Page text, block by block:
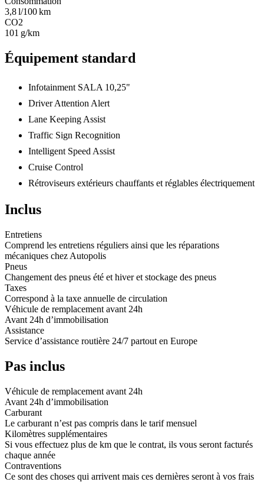
3,8 l/100 km
CO2
101 g/km
Équipement standard
Infotainment SALA 10,25"
Driver Attention Alert
Lane Keeping Assist
Traffic Sign Recognition
Intelligent Speed Assist
Cruise Control
Rétroviseurs extérieurs chauffants et réglables électriquement
Inclus
Entretiens
Comprend les entretiens réguliers ainsi que les réparations
mécaniques chez Autopolis
Pneus
Changement des pneus été et hiver et stockage des pneus
Taxes
Correspond à la taxe annuelle de circulation
Véhicule de remplacement avant 24h
Avant 24h d’immobilisation
Assistance
Service d’assistance routière 24/7 partout en Europe
Pas inclus
Véhicule de remplacement avant 24h
Avant 24h d’immobilisation
Carburant
Le carburant n’est pas compris dans le tarif mensuel
Kilomètres supplémentaires
Si vous effectuez plus de km que le contrat, ils vous seront facturés
chaque année
Contraventions
Ce sont des choses qui arrivent mais ces dernières seront à vos frais